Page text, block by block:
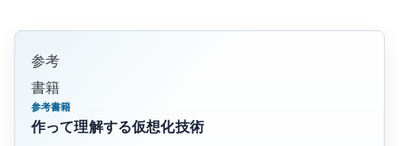
参考
書籍
参考書籍
作って理解する仮想化技術